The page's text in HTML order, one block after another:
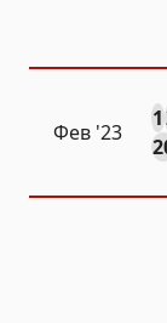
Фев '23
1